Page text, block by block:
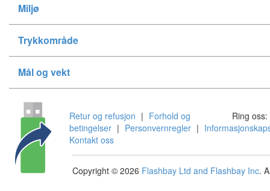
Miljø
Trykkområde
Mål og vekt
Ring oss:
Retur og refusjon | Forhold og
betingelser | Personvernregler |
Kontakt oss
Copyright © 2026 Flashbay Ltd and Flashbay Inc.